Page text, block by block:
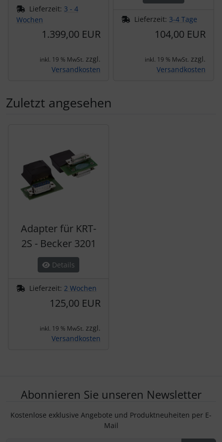
Lieferzeit: 3 - 4
Wochen
1.399,00 EUR
inkl. 19 % MwSt. zzgl.
Versandkosten
Lieferzeit: 3-4 Tage
104,00 EUR
inkl. 19 % MwSt. zzgl.
Versandkosten
Zuletzt angesehen
Adapter für KRT-
2S - Becker 3201
Details
Lieferzeit: 2 Wochen
125,00 EUR
inkl. 19 % MwSt. zzgl.
Versandkosten
Abonnieren Sie unseren Newsletter
Kostenlose exklusive Angebote und Produktneuheiten per E-
Mail